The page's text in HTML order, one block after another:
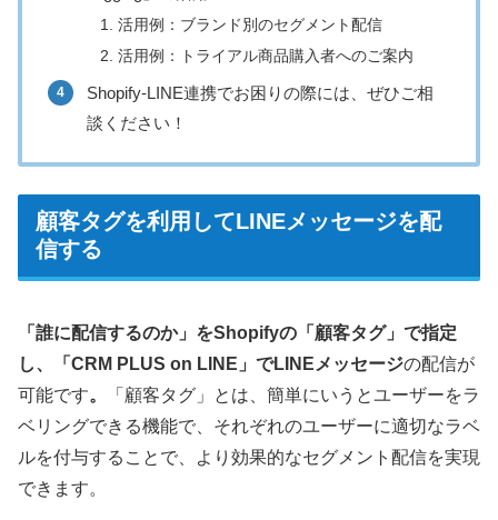
活用例：ブランド別のセグメント配信
活用例：トライアル商品購入者へのご案内
Shopify-LINE連携でお困りの際には、ぜひご相
談ください！
顧客タグを利用してLINEメッセージを配
信する
「誰に配信するのか」をShopifyの「顧客タグ」で指定
し、「CRM PLUS on LINE」でLINEメッセージの配信が
可能です。
「顧客タグ」とは、簡単にいうとユーザーをラ
ベリングできる機能で、それぞれのユーザーに適切なラベ
ルを付与することで、より効果的なセグメント配信を実現
できます。